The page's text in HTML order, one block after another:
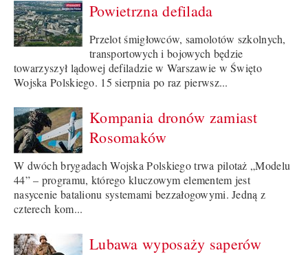
Powietrzna defilada
Przelot śmigłowców, samolotów szkolnych,
transportowych i bojowych będzie
towarzyszył lądowej defiladzie w Warszawie w Święto
Wojska Polskiego. 15 sierpnia po raz pierwsz...
Kompania dronów zamiast
Rosomaków
W dwóch brygadach Wojska Polskiego trwa pilotaż „Modelu
44” – programu, którego kluczowym elementem jest
nasycenie batalionu systemami bezzałogowymi. Jedną z
czterech kom...
Lubawa wyposaży saperów